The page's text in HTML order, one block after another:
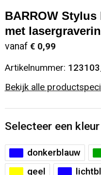
BARROW
met
vanaf € 0,99
Artikelnummer:
Bekijk alle
Selecteer een kleur
donkerblauw
geel